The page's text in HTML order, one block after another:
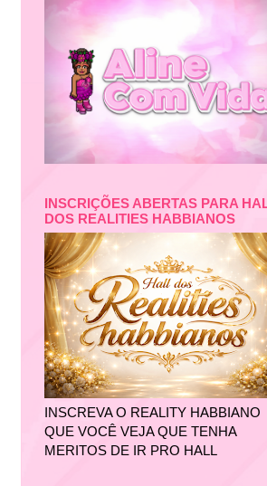
INSCRIÇÕES ABERTAS PARA
DOS REALITIES HABBIANOS
INSCREVA O REALITY HABBIANO
QUE VOCÊ VEJA QUE TENHA
MERITOS DE IR PRO HALL